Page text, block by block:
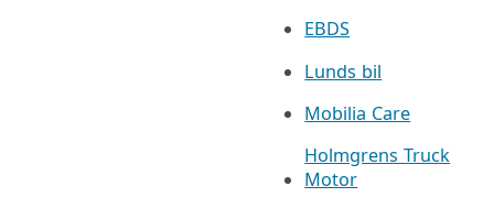
EBDS
Lunds bil
Mobilia Care
Holmgrens Truck
Motor